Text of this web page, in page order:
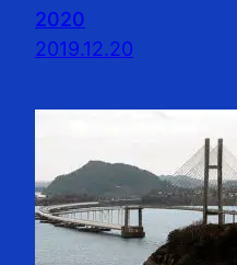
2020
2019.12.20